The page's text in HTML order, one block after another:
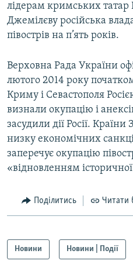
лідерам кримських татар
Джемілєву російська
півострів на п’ять років.
Верховна Рада України
лютого 2014 року
Криму і Севастополя
визнали окупацію і
засудили дії Росії.
низку економічних
заперечує окупацію
«відновленням
Поділитись Читати
Новини Новини | Події